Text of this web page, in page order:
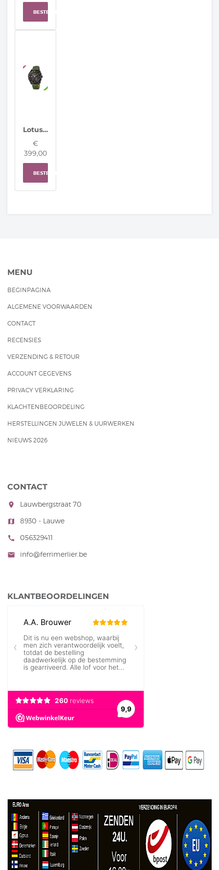
BESTELLEN
Lotus horloge 20001/7 Connected Full D
€
399,00
BESTELLEN
MENU
BEGINPAGINA
ALGEMENE VOORWAARDEN
CONTACT
RECENSIES
VERZENDING & RETOUR
ACCOUNT GEGEVENS
PRIVACY VERKLARING
KLACHTENBEOORDELING
HERSTELLINGEN JUWELEN & UURWERKEN
NIEUWS 2026
CONTACT
room Lauwbergstraat 70
map 8930 - Lauwe
call 056329411
mail info@ferrimerlier.be
KLANTBEOORDELINGEN